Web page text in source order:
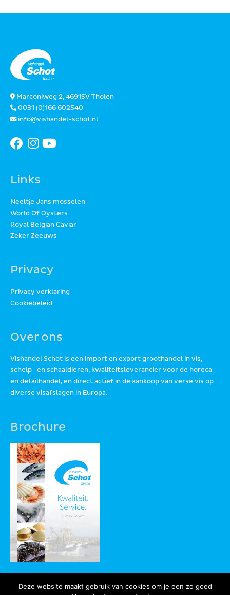
Marconiweg 2, 4691SV Tholen
0031 (0)166 602540
info@vishandel-schot.nl
Links
Neeltje Jans mosselen
World Of Oysters
Royal Belgian Caviar
Zeker Zeeuws
Privacy
Privacy verklaring
Cookiebeleid
Over ons
Vishandel Schot is een import en export groothandel in vis,
schelp- en schaaldieren, kwaliteitsleverancier voor de horeca
en detailhandel, en direct actief in de aankoop van verse vis op
diverse visafslagen in Europa.
Brochure
Deze website maakt gebruik van cookies om je een zo goed